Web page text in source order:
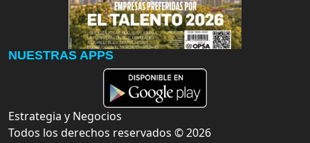
NUESTRAS APPS
Estrategia y Negocios
Todos los derechos reservados ©2026